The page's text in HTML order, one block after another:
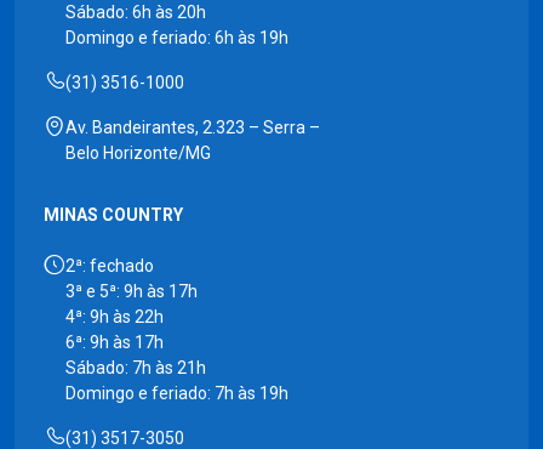
Sábado: 6h às 20h
Domingo e feriado: 6h às 19h
(31) 3516-1000
Av. Bandeirantes, 2.323 – Serra –
Belo Horizonte/MG
MINAS COUNTRY
2ª: fechado
3ª e 5ª: 9h às 17h
4ª: 9h às 22h
6ª: 9h às 17h
Sábado: 7h às 21h
Domingo e feriado: 7h às 19h
(31) 3517-3050